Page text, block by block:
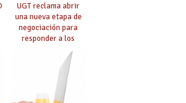
UGT reclama abrir
una nueva etapa de
negociación para
responder a los
nuevos desafíos de la
educación